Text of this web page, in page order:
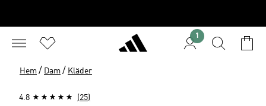
1
Hem / Dam / Kläder
4.8 (25)